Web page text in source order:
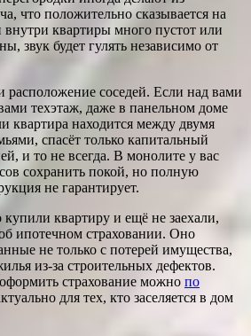
что положительно сказывается на
внутри квартиры много пустот или
звук будет гулять независимо от
соседей. Если над вами
техэтаж, даже в панельном доме
квартира находится между двумя
спасёт только капитальный
и то не всегда. В монолите у вас
сохранить покой, но полную
не гарантирует.
купили квартиру и ещё не заехали,
ипотечном страховании. Оно
не только с потерей имущества,
из-за строительных дефектов.
страхование можно по
для тех, кто заселяется в дом